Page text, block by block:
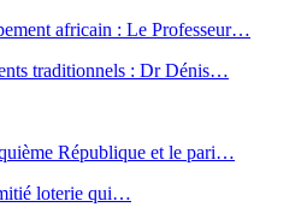
africain : Le Professeur…
traditionnels : Dr Dénis…
République et le pari…
loterie qui…